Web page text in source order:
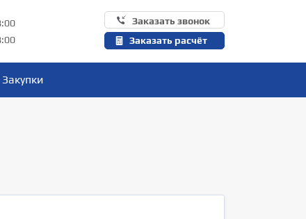
Заказать звонок
Заказать расчёт
Закупки